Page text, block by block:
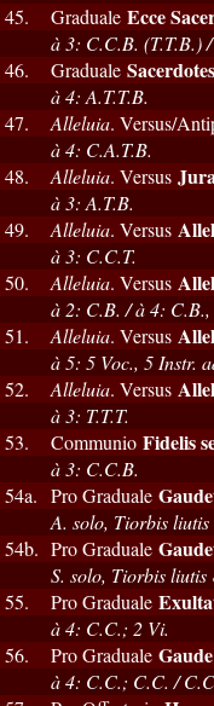
45. Graduale Ecce
à 3: C.C.B. (T.T.B.)
46.
Graduale
à 4: A.T.T.B.
47.
Alleluia. Versus/
à 4: C.A.T.B.
48.
Alleluia. Versus
à 3: A.T.B.
49.
Alleluia. Versus
à 3: C.C.T.
50.
Alleluia. Versus
à 2: C.B. / à 4:
51.
Alleluia. Versus
à 5: 5 Voc., 5 Instr.
52.
Alleluia. Versus
à 3: T.T.T.
53.
Communio Fidelis
à 3: C.C.B.
54a. Pro Graduale
A. solo, Tiorbis
54b. Pro Graduale
S. solo, Tiorbis
55.
Pro Graduale
à 4: C.C.; 2 Vi.
56.
Pro Graduale
à 4: C.C.; C.C. /